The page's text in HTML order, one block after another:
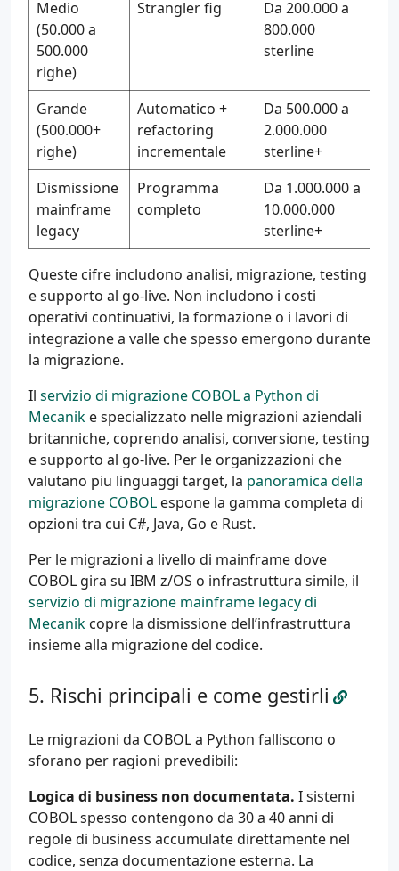
Medio
(50.000 a
500.000
righe)
Strangler fig
Da 200.000 a
800.000
sterline
Grande
(500.000+
righe)
Automatico +
refactoring
incrementale
Da 500.000 a
2.000.000
sterline+
Dismissione
mainframe
legacy
Programma
completo
Da 1.000.000 a
10.000.000
sterline+
Queste cifre includono analisi, migrazione, testing
e supporto al go-live. Non includono i costi
operativi continuativi, la formazione o i lavori di
integrazione a valle che spesso emergono durante
la migrazione.
Il servizio di migrazione COBOL a Python di
Mecanik e specializzato nelle migrazioni aziendali
britanniche, coprendo analisi, conversione, testing
e supporto al go-live. Per le organizzazioni che
valutano piu linguaggi target, la panoramica della
migrazione COBOL espone la gamma completa di
opzioni tra cui C#, Java, Go e Rust.
Per le migrazioni a livello di mainframe dove
COBOL gira su IBM z/OS o infrastruttura simile, il
servizio di migrazione mainframe legacy di
Mecanik copre la dismissione dell’infrastruttura
insieme alla migrazione del codice.
Rischi principali e come gestirli
Le migrazioni da COBOL a Python falliscono o
sforano per ragioni prevedibili:
Logica di business non documentata. I sistemi
COBOL spesso contengono da 30 a 40 anni di
regole di business accumulate direttamente nel
codice, senza documentazione esterna. La